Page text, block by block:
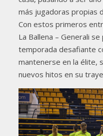
más jugadoras propias
Con estos primeros
La Ballena – Generali
temporada desafiante
mantenerse en la élite,
nuevos hitos en su